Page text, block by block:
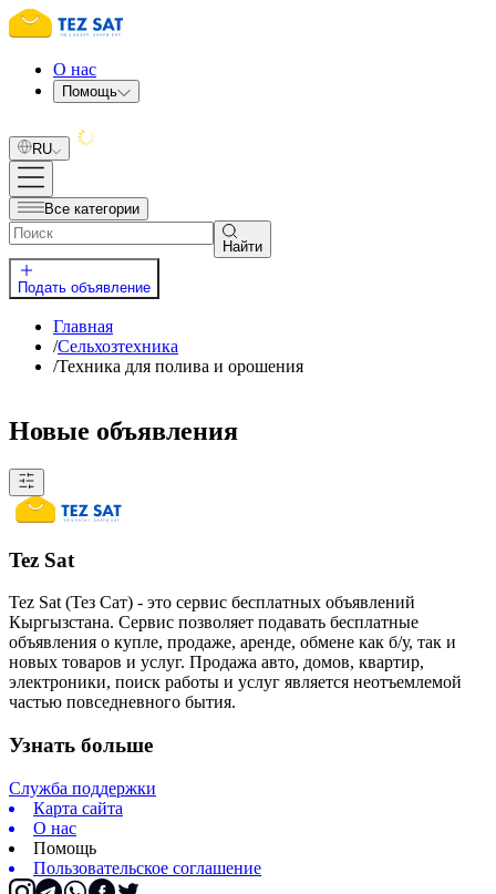
О нас
Помощь
RU
Все категории
Найти
Подать объявление
Главная
/Сельхозтехника
/Техника для полива и орошения
Новые объявления
Tez Sat
Tez Sat (Тез Сат) - это сервис бесплатных объявлений
Кыргызстана. Сервис позволяет подавать бесплатные
объявления о купле, продаже, аренде, обмене как б/у, так и
новых товаров и услуг. Продажа авто, домов, квартир,
электроники, поиск работы и услуг является неотъемлемой
частью повседневного бытия.
Узнать больше
Служба поддержки
Карта сайта
О нас
Помощь
Пользовательское соглашение